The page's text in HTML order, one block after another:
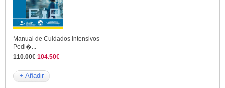
Manual de Cuidados Intensivos
Pedi�...
110.00€ 104.50€
+ Añadir